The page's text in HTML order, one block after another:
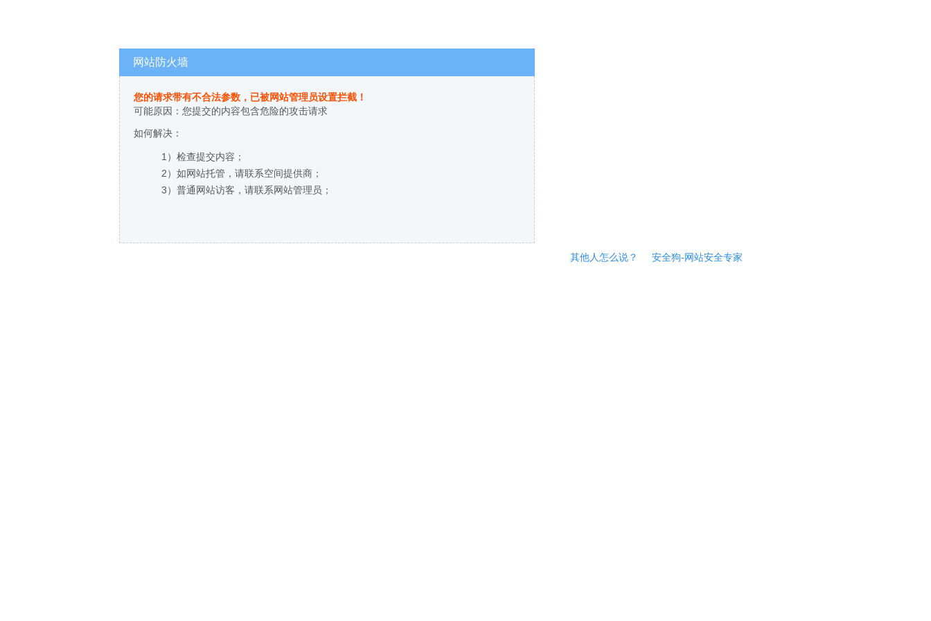
网站防火墙
您的请求带有不合法参数，已被网站管理员设置拦截！
可能原因：您提交的内容包含危险的攻击请求
如何解决：
1）检查提交内容；
2）如网站托管，请联系空间提供商；
3）普通网站访客，请联系网站管理员；
其他人怎么说？ 安全狗-网站安全专家